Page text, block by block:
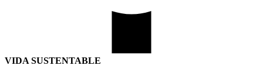
VIDA SUSTENTABLE